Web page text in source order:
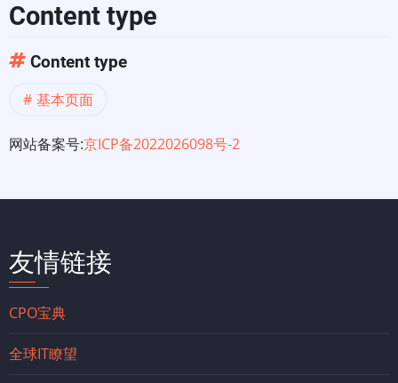
Content type
Content type
基本页面
网站备案号:京ICP备2022026098号-2
友情链接
CPO宝典
全球IT瞭望